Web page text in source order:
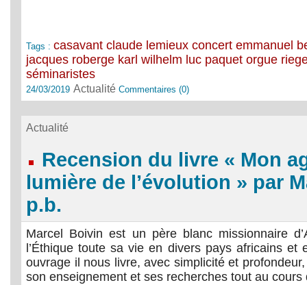
Tags :casavant claude lemieux concert emmanuel
jacques roberge karl wilhelm luc paquet orgue
séminaristes
24/03/2019 ActualitéCommentaires (0)
Actualité
Recension du livre « Mon
lumière de l’évolution » par
p.b.
Marcel Boivin est un père blanc missionnaire
l’Éthique toute sa vie en divers pays africains et
ouvrage il nous livre, avec simplicité et
son enseignement et ses recherches tout au cours